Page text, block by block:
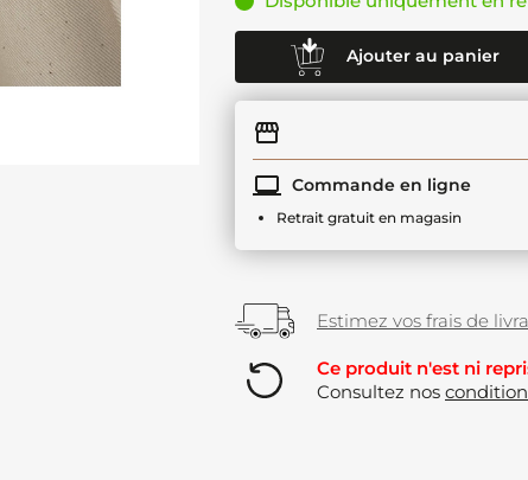
Ajouter au panier
Commande en ligne
Retrait gratuit en magasin
Estimez vos frais de
Ce produit n'est ni
Consultez nos